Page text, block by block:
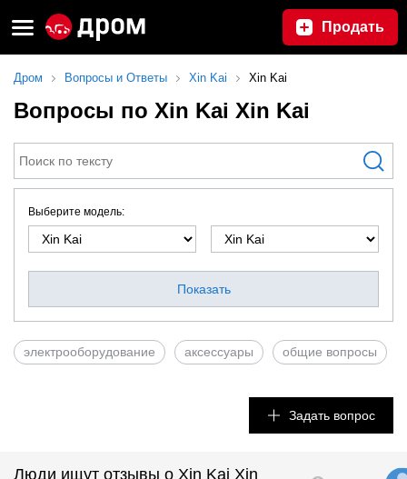
Продать
Дром Вопросы и Ответы Xin Kai Xin Kai
Вопросы по Xin Kai Xin Kai
Выберите модель:
Показать
электрооборудование аксесcуары общие вопросы
Задать вопрос
Люди ищут отзывы о Xin Kai Xin